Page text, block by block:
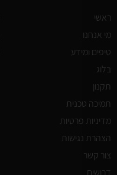
ראשי
מי אנחנו
טיפים ומידע
בלוג
תקנון
תמיכה טכנית
מדיניות פרטיות
הצהרת נגישות
צור קשר
דרושים